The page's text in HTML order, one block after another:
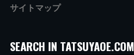
サイトマップ
SEARCH IN TATSUYAOE.COM